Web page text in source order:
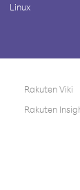
Linux
Rakuten Viki
Rakuten